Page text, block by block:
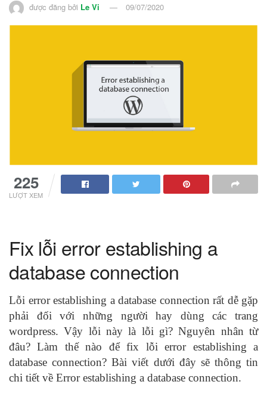
được đăng bởi Le Vi 09/07/2020
225
LƯỢT XEM
Fix lỗi error establishing a
database connection
Lỗi error establishing a database connection rất dễ gặp
phải đối với những người hay dùng các trang
wordpress. Vậy lỗi này là lỗi gì? Nguyên nhân từ
đâu? Làm thế nào để fix lỗi error establishing a
database connection? Bài viết dưới đây sẽ thông tin
chi tiết về Error establishing a database connection.